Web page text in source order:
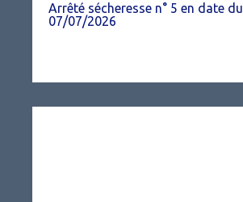
Arrêté sécheresse n° 5 en date du
07/07/2026